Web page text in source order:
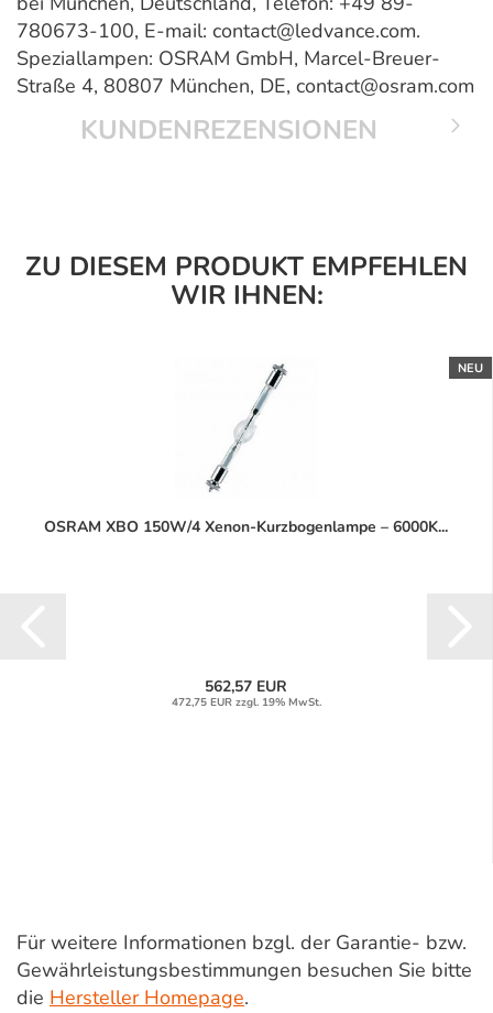
780673-100, E-mail: contact@ledvance.com.
Speziallampen: OSRAM GmbH, Marcel-Breuer-
Straße 4, 80807 München, DE, contact@osram.com
KUNDENREZENSIONEN
ZU DIESEM PRODUKT EMPFEHLEN
WIR IHNEN:
NEU
OSRAM XBO 150W/4 Xenon-Kurzbogenlampe – 6000K...
562,57 EUR
472,75 EUR zzgl. 19% MwSt.
Für weitere Informationen bzgl. der Garantie- bzw.
Gewährleistungsbestimmungen besuchen Sie bitte
die Hersteller Homepage.